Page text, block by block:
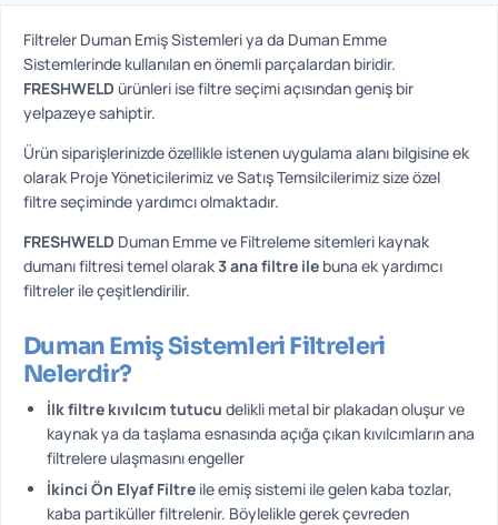
Filtreler Duman Emiş Sistemleri ya da Duman Emme
Sistemlerinde kullanılan en önemli parçalardan biridir.
FRESHWELD ürünleri ise filtre seçimi açısından geniş bir
yelpazeye sahiptir.
Ürün siparişlerinizde özellikle istenen uygulama alanı bilgisine ek
olarak Proje Yöneticilerimiz ve Satış Temsilcilerimiz size özel
filtre seçiminde yardımcı olmaktadır.
FRESHWELD Duman Emme ve Filtreleme sitemleri kaynak
dumanı filtresi temel olarak3 ana filtre ile buna ek yardımcı
filtreler ile çeşitlendirilir.
Duman Emiş Sistemleri Filtreleri
Nelerdir?
İlk filtre kıvılcım tutucu delikli metal bir plakadan oluşur ve
kaynak ya da taşlama esnasında açığa çıkan kıvılcımların ana
filtrelere ulaşmasını engeller
İkinci Ön Elyaf Filtre ile emiş sistemi ile gelen kaba tozlar,
kaba partiküller filtrelenir. Böylelikle gerek çevreden